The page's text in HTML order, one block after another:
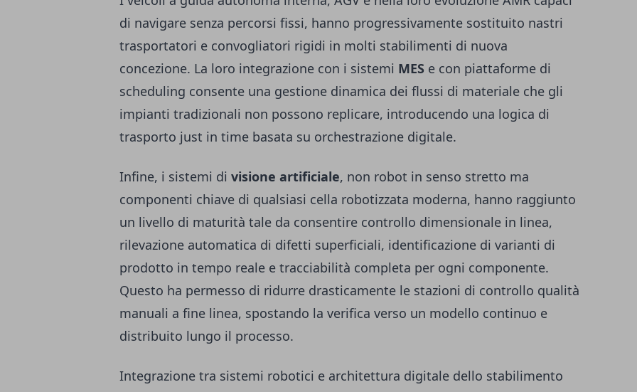
di navigare senza percorsi fissi, hanno progressivamente sostituito nastri
trasportatori e convogliatori rigidi in molti stabilimenti di nuova
concezione. La loro integrazione con i sistemi MES e con piattaforme di
scheduling consente una gestione dinamica dei flussi di materiale che gli
impianti tradizionali non possono replicare, introducendo una logica di
trasporto just in time basata su orchestrazione digitale.
Infine, i sistemi di visione artificiale, non robot in senso stretto ma
componenti chiave di qualsiasi cella robotizzata moderna, hanno raggiunto
un livello di maturità tale da consentire controllo dimensionale in linea,
rilevazione automatica di difetti superficiali, identificazione di varianti di
prodotto in tempo reale e tracciabilità completa per ogni componente.
Questo ha permesso di ridurre drasticamente le stazioni di controllo qualità
manuali a fine linea, spostando la verifica verso un modello continuo e
distribuito lungo il processo.
Integrazione tra sistemi robotici e architettura digitale dello stabilimento